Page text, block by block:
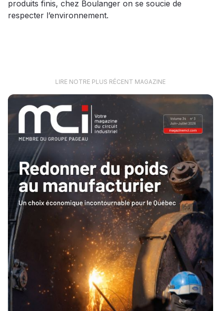
produits finis, chez Boulanger on se soucie de
respecter l’environnement.
LIRE NOTRE PLUS RÉCENT MAGAZINE